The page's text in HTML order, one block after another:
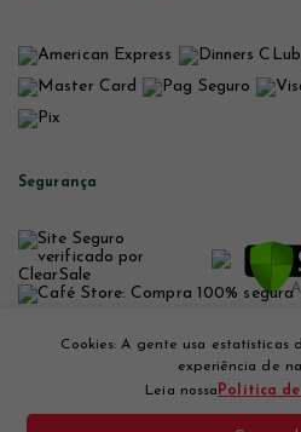
Segurança
Desenvolvido por
Cookies: A gente usa estatísticas
experiência de
Leia nossa Política